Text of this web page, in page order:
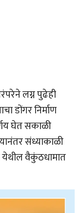
लग्न पुढेही
डोंगर निर्माण
घेत सकाळी
संध्याकाळी
येथील वैकुंठधामात